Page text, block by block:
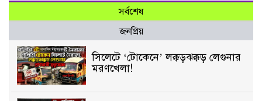
সর্বশেষ
জনপ্রিয়
সিলেটে ‘টোকেনে’ লক্কড়ঝক্কড় লেগুনার
মরণখেলা!